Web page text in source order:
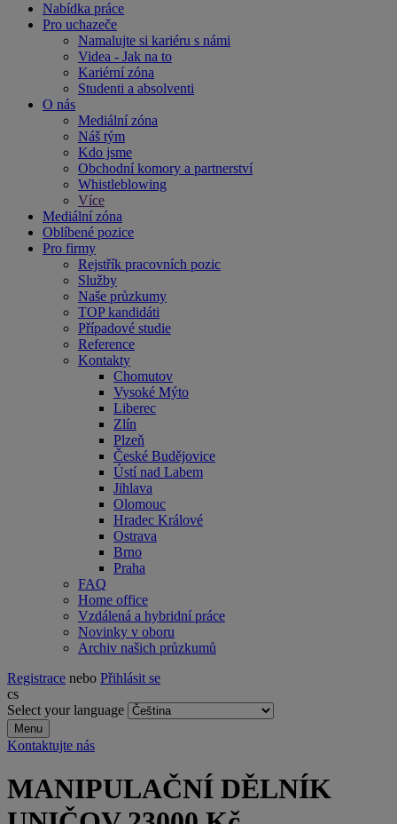
Nabídka práce
Pro uchazeče
Namalujte si kariéru s námi
Videa - Jak na to
Kariérní zóna
Studenti a absolventi
O nás
Mediální zóna
Náš tým
Kdo jsme
Obchodní komory a partnerství
Whistleblowing
Více
Mediální zóna
Oblíbené pozice
Pro firmy
Rejstřík pracovních pozic
Služby
Naše průzkumy
TOP kandidáti
Případové studie
Reference
Kontakty
Chomutov
Vysoké Mýto
Liberec
Zlín
Plzeň
České Budějovice
Ústí nad Labem
Jihlava
Olomouc
Hradec Králové
Ostrava
Brno
Praha
FAQ
Home office
Vzdálená a hybridní práce
Novinky v oboru
Archiv našich průzkumů
Registrace nebo Přihlásit se
cs
Select your language
Menu
Kontaktujte nás
MANIPULAČNÍ DĚLNÍK